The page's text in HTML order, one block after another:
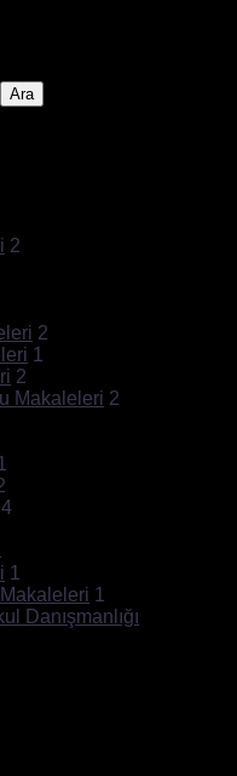
2
2
1
2
Makaleleri 2
4
1
Makaleleri 1
Danışmanlığı